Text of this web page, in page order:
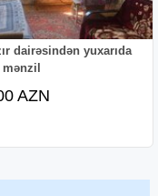
dairəsindən yuxarıda
mənzil
AZN